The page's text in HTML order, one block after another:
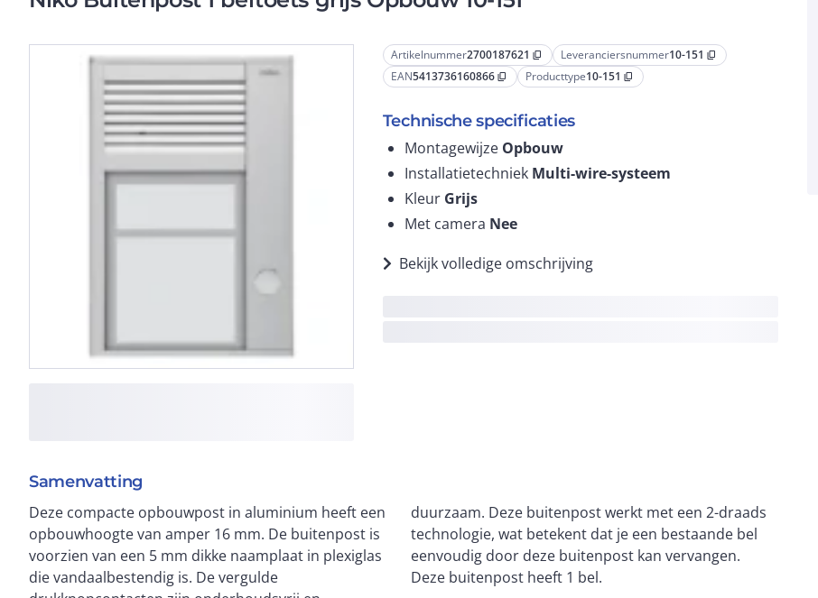
Artikelnummer2700187621 content_copy Leveranciersnummer10-151 content_copy
EAN5413736160866 content_copy Producttype10-151 content_copy
Technische specificaties
Montagewijze Opbouw
Installatietechniek Multi-wire-systeem
Kleur Grijs
Met camera Nee
Bekijk volledige omschrijving
Samenvatting
Deze compacte opbouwpost in aluminium heeft een
opbouwhoogte van amper 16 mm. De buitenpost is
voorzien van een 5 mm dikke naamplaat in plexiglas
die vandaalbestendig is. De vergulde
duurzaam. Deze buitenpost werkt met een 2-draads
technologie, wat betekent dat je een bestaande bel
eenvoudig door deze buitenpost kan vervangen.
Deze buitenpost heeft 1 bel.